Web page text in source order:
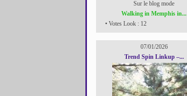
Sur le blog mode
Walking in Memphis in...
• Votes Look : 12
07/01/2026
Trend Spin Linkup –...